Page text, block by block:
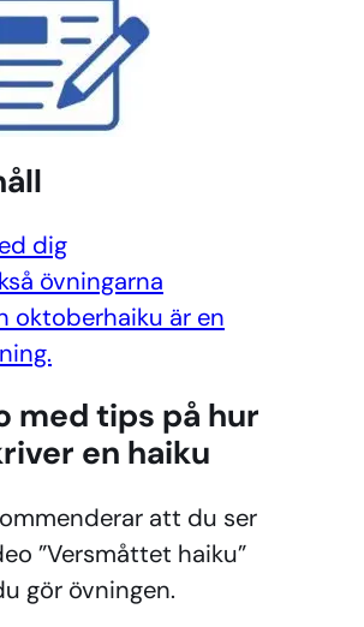
dig
övningarna
oktoberhaiku är en
med tips på hur
en haiku
att du ser
”Versmåttet haiku”
gör övningen.